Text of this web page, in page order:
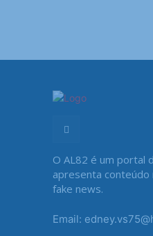
O AL82 é um portal
apresenta
fake news.
Email: